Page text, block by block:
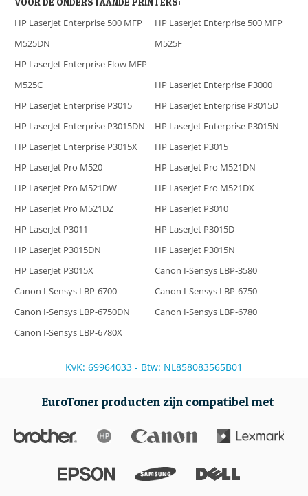
HP LaserJet Enterprise 500 MFP
M525DN
HP LaserJet Enterprise 500 MFP
M525F
HP LaserJet Enterprise Flow MFP
M525C
HP LaserJet Enterprise P3000
HP LaserJet Enterprise P3015
HP LaserJet Enterprise P3015D
HP LaserJet Enterprise P3015DN
HP LaserJet Enterprise P3015N
HP LaserJet Enterprise P3015X
HP LaserJet P3015
HP LaserJet Pro M520
HP LaserJet Pro M521DN
HP LaserJet Pro M521DW
HP LaserJet Pro M521DX
HP LaserJet Pro M521DZ
HP LaserJet P3010
HP LaserJet P3011
HP LaserJet P3015D
HP LaserJet P3015DN
HP LaserJet P3015N
HP LaserJet P3015X
Canon I-Sensys LBP-3580
Canon I-Sensys LBP-6700
Canon I-Sensys LBP-6750
Canon I-Sensys LBP-6750DN
Canon I-Sensys LBP-6780
Canon I-Sensys LBP-6780X
KvK: 69964033 - Btw: NL858083565B01
EuroToner producten zijn compatibel met